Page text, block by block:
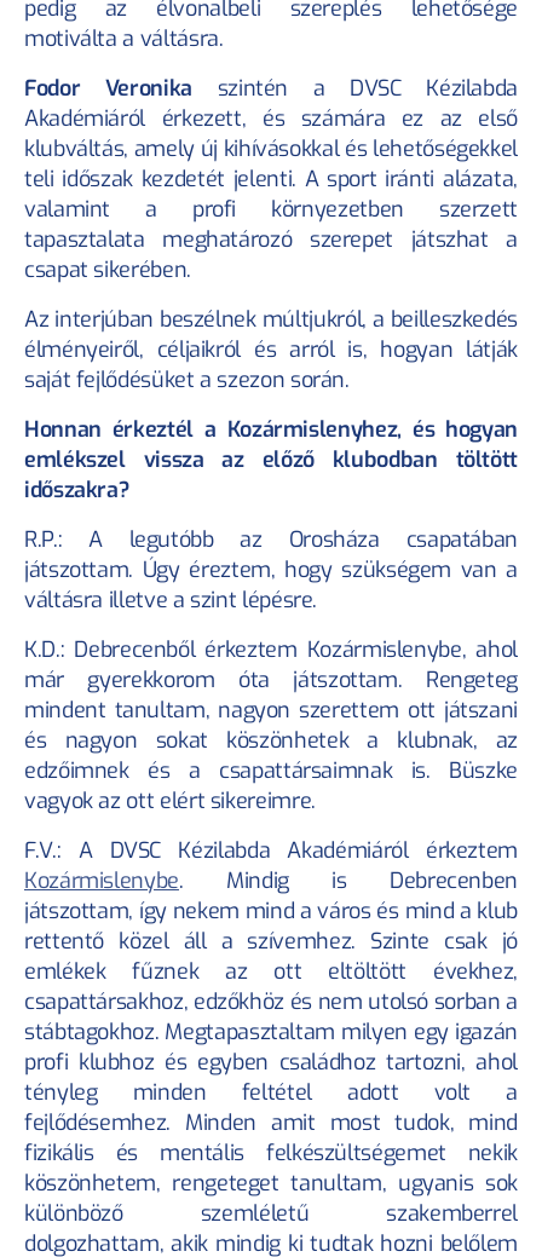
pedig az élvonalbeli szereplés lehetősége
motiválta a váltásra.
Fodor Veronika szintén a DVSC Kézilabda
Akadémiáról érkezett, és számára ez az első
klubváltás, amely új kihívásokkal és lehetőségekkel
teli időszak kezdetét jelenti. A sport iránti alázata,
valamint a profi környezetben szerzett
tapasztalata meghatározó szerepet játszhat a
csapat sikerében.
Az interjúban beszélnek múltjukról, a beilleszkedés
élményeiről, céljaikról és arról is, hogyan látják
saját fejlődésüket a szezon során.
Honnan érkeztél a Kozármislenyhez, és hogyan
emlékszel vissza az előző klubodban töltött
időszakra?
R.P.: A legutóbb az Orosháza csapatában
játszottam. Úgy éreztem, hogy szükségem van a
váltásra illetve a szint lépésre.
K.D.: Debrecenből érkeztem Kozármislenybe, ahol
már gyerekkorom óta játszottam. Rengeteg
mindent tanultam, nagyon szerettem ott játszani
és nagyon sokat köszönhetek a klubnak, az
edzőimnek és a csapattársaimnak is. Büszke
vagyok az ott elért sikereimre.
Kozármislenybe. Mindig is Debrecenben
játszottam, így nekem mind a város és mind a klub
rettentő közel áll a szívemhez. Szinte csak jó
emlékek fűznek az ott eltöltött évekhez,
csapattársakhoz, edzőkhöz és nem utolsó sorban a
stábtagokhoz. Megtapasztaltam milyen egy igazán
profi klubhoz és egyben családhoz tartozni, ahol
tényleg minden feltétel adott volt a
fejlődésemhez. Minden amit most tudok, mind
fizikális és mentális felkészültségemet nekik
köszönhetem, rengeteget tanultam, ugyanis sok
különböző szemléletű szakemberrel
dolgozhattam, akik mindig ki tudtak hozni belőlem
HASZNOS OLDALAK
Sportkarrier biztosítás
Sportrendezvény biztosítás
Sportolóink
Blog
Rólunk
Kapcsolat
Sportbiztosítás szabályzat
Utánpótlás biztosítás szabályzat
Értékesítési partnerünk az
KÖVESS MINKET!